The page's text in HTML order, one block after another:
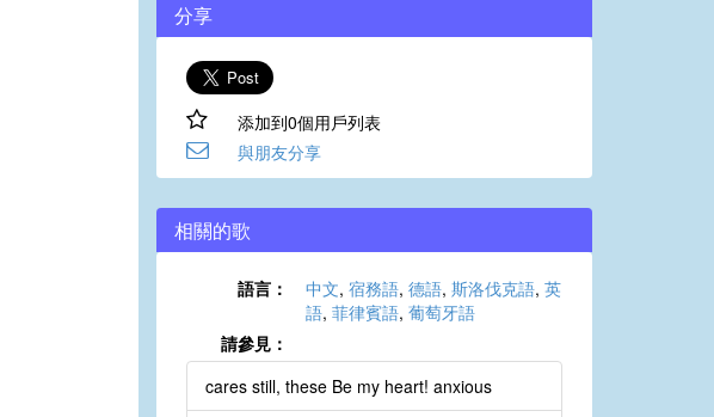
分享
添加到0個用戶列表
與朋友分享
相關的歌
語言： 中文, 宿務語, 德語, 斯洛伐克語, 英
語, 菲律賓語, 葡萄牙語
請參見：
cares still, these Be my heart! anxious